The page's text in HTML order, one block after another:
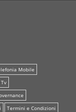
Mobile
Tv
Termini e Condizioni